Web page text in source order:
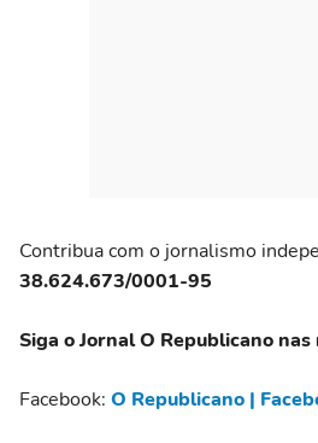
Contribua com o jornalismo
38.624.673/0001-95
Siga o Jornal O Republicano nas
Facebook: O Republicano |